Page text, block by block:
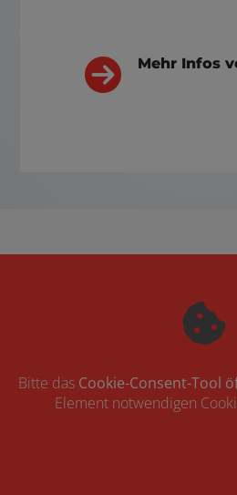
Mehr Infos
Bitte das Cookie-Consent-Tool
Element notwendigen